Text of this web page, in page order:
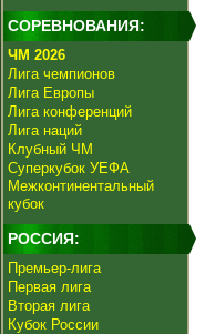
СОРЕВНОВАНИЯ:
ЧМ 2026
Лига чемпионов
Лига Европы
Лига конференций
Лига наций
Клубный ЧМ
Суперкубок УЕФА
Межконтинентальный
кубок
РОССИЯ:
Премьер-лига
Первая лига
Вторая лига
Кубок России